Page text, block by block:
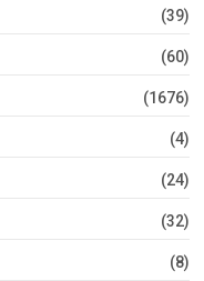
(39)
(60)
(1676)
(4)
(24)
(32)
(8)